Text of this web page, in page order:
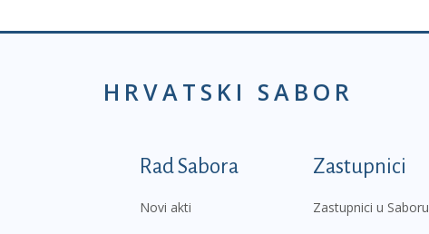
HRVATSKI SABOR
Podnožje prvi izbornik
Rad Sabora
Novi akti
Zastupnici
Zastupnici u Saboru